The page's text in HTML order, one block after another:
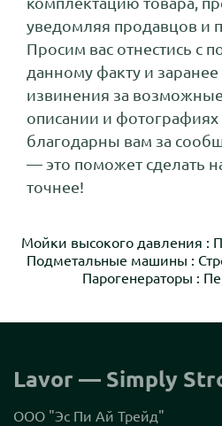
уведомляя продавцов и
Просим вас отнестись с
данному факту и
извинения за
описании и фотографиях
благодарны вам за
— это поможет сделать
точнее!
Мойки высокого давления :
Подметальные машины :
Парогенераторы :
Lavor — Simply
ООО "Эс Пи Ай Трейд"